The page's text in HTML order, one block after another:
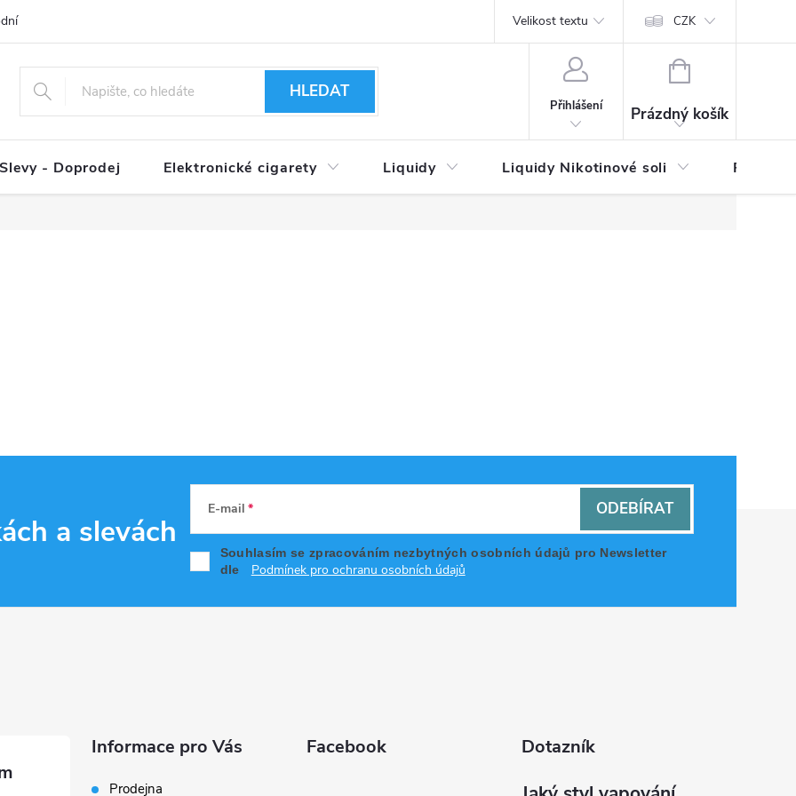
podmínky Reklamační řád Vrácení zboží a reklamace
Velikost textu CZK
HLEDAT
Přihlášení
NÁKUPNÍ
Prázdný košík
- Doprodej Elektronické cigarety Liquidy Liquidy Nikotinové soli
a slevách
E-mail
Souhlasím se zpracováním nezbytných osobních údajů pro Newsletter
dle
Podmínek pro ochranu osobních údajů
ODEBÍRAT
Informace pro Vás
Prodejna
Facebook Dotazník